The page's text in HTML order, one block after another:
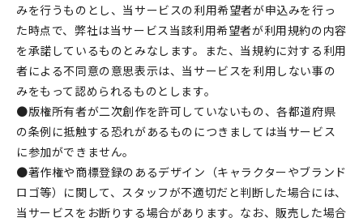
みを行うものとし、当サービスの利用希望者が申込みを行っ
た時点で、弊社は当サービス当該利用希望者が利用規約の内容
を承諾しているものとみなします。また、当規約に対する利用
者による不同意の意思表示は、当サービスを利用しない事の
みをもって認められるものとします。
●版権所有者が二次創作を許可していないもの、各都道府県
の条例に抵触する恐れがあるものにつきましては当サービス
に参加ができません。
●著作権や商標登録のあるデザイン（キャラクターやブランド
ロゴ等）に関して、スタッフが不適切だと判断した場合には、
当サービスをお断りする場合があります。なお、販売した場合